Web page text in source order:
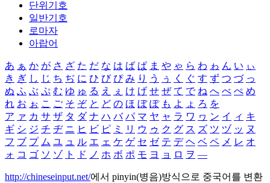
단위기호
일반기호
로마자
아랍어
あ ぁ か が さ ざ た だ な は ば ぱ ま や ゃ ら わ ゎ ん い ぃ
き ぎ し じ ち ぢ に ひ び ぴ み り う ぅ く ぐ す ず つ づ っ
ぬ ふ ぶ ぷ む ゆ ゅ る え ぇ け げ せ ぜ て で ね へ べ ぺ め
れ お ぉ こ ご そ ぞ と ど の ほ ぼ ぽ も よ ょ ろ を
ア ァ カ サ ザ タ ダ ナ ハ バ パ マ ヤ ャ ラ ワ ヮ ン イ ィ キ
ギ シ ジ チ ヂ ニ ヒ ビ ピ ミ リ ウ ゥ ク グ ス ズ ツ ヅ ッ ヌ
フ ブ プ ム ユ ュ ル エ ェ ケ ゲ セ ゼ テ デ ヘ ベ ペ メ レ オ
ォ コ ゴ ソ ゾ ト ド ノ ホ ボ ポ モ ヨ ョ ロ ヲ ―
http://chineseinput.net/에서 pinyin(병음)방식으로 중국어를 변환